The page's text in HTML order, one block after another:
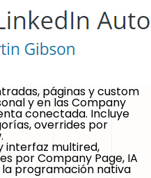
páginas y custom
y en las Company
conectada. Incluye
overrides por
interfaz multired,
por Company Page, IA
programación nativa